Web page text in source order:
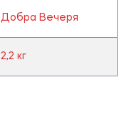
Добра Вечеря
2,2 кг